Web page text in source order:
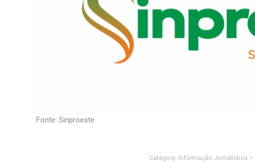
Fonte: Sinproeste
Category: Informação Jornalística